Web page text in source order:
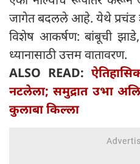
जागेत बदलले आहे. येथे प्रचंड
विशेष आकर्षण: बांबूची
ध्यानासाठी उत्तम वातावरण.
ALSO READ:
नटलेला; समुद्रात उभा
कुलाबा किल्ला